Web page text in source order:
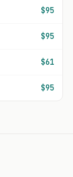
$95
$95
$61
$95